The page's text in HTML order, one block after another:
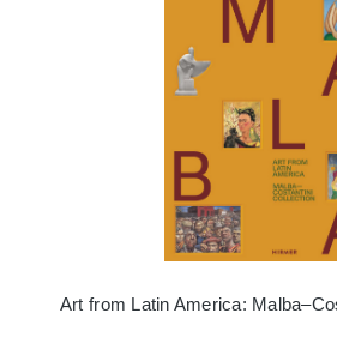
Art from Latin America: